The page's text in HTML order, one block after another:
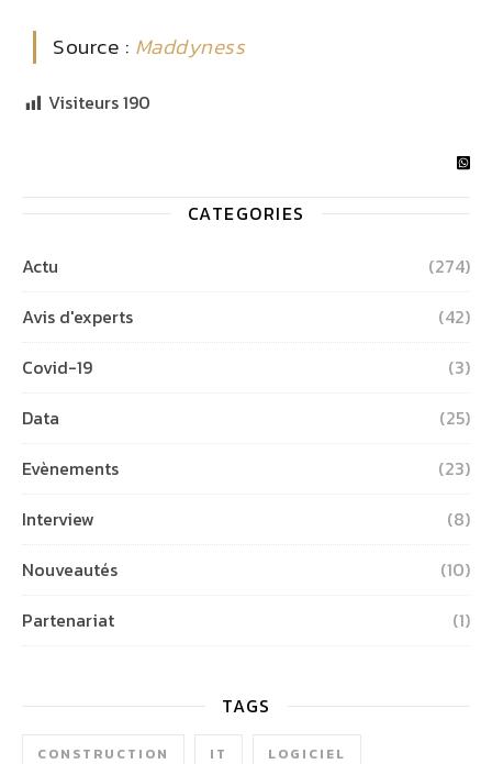
Source : Maddyness
Visiteurs190
CATEGORIES
Actu
(274)
Avis d'experts
(42)
Covid-19
(3)
Data
(25)
Evènements
(23)
Interview
(8)
Nouveautés
(10)
Partenariat
(1)
TAGS
CONSTRUCTION IT LOGICIEL